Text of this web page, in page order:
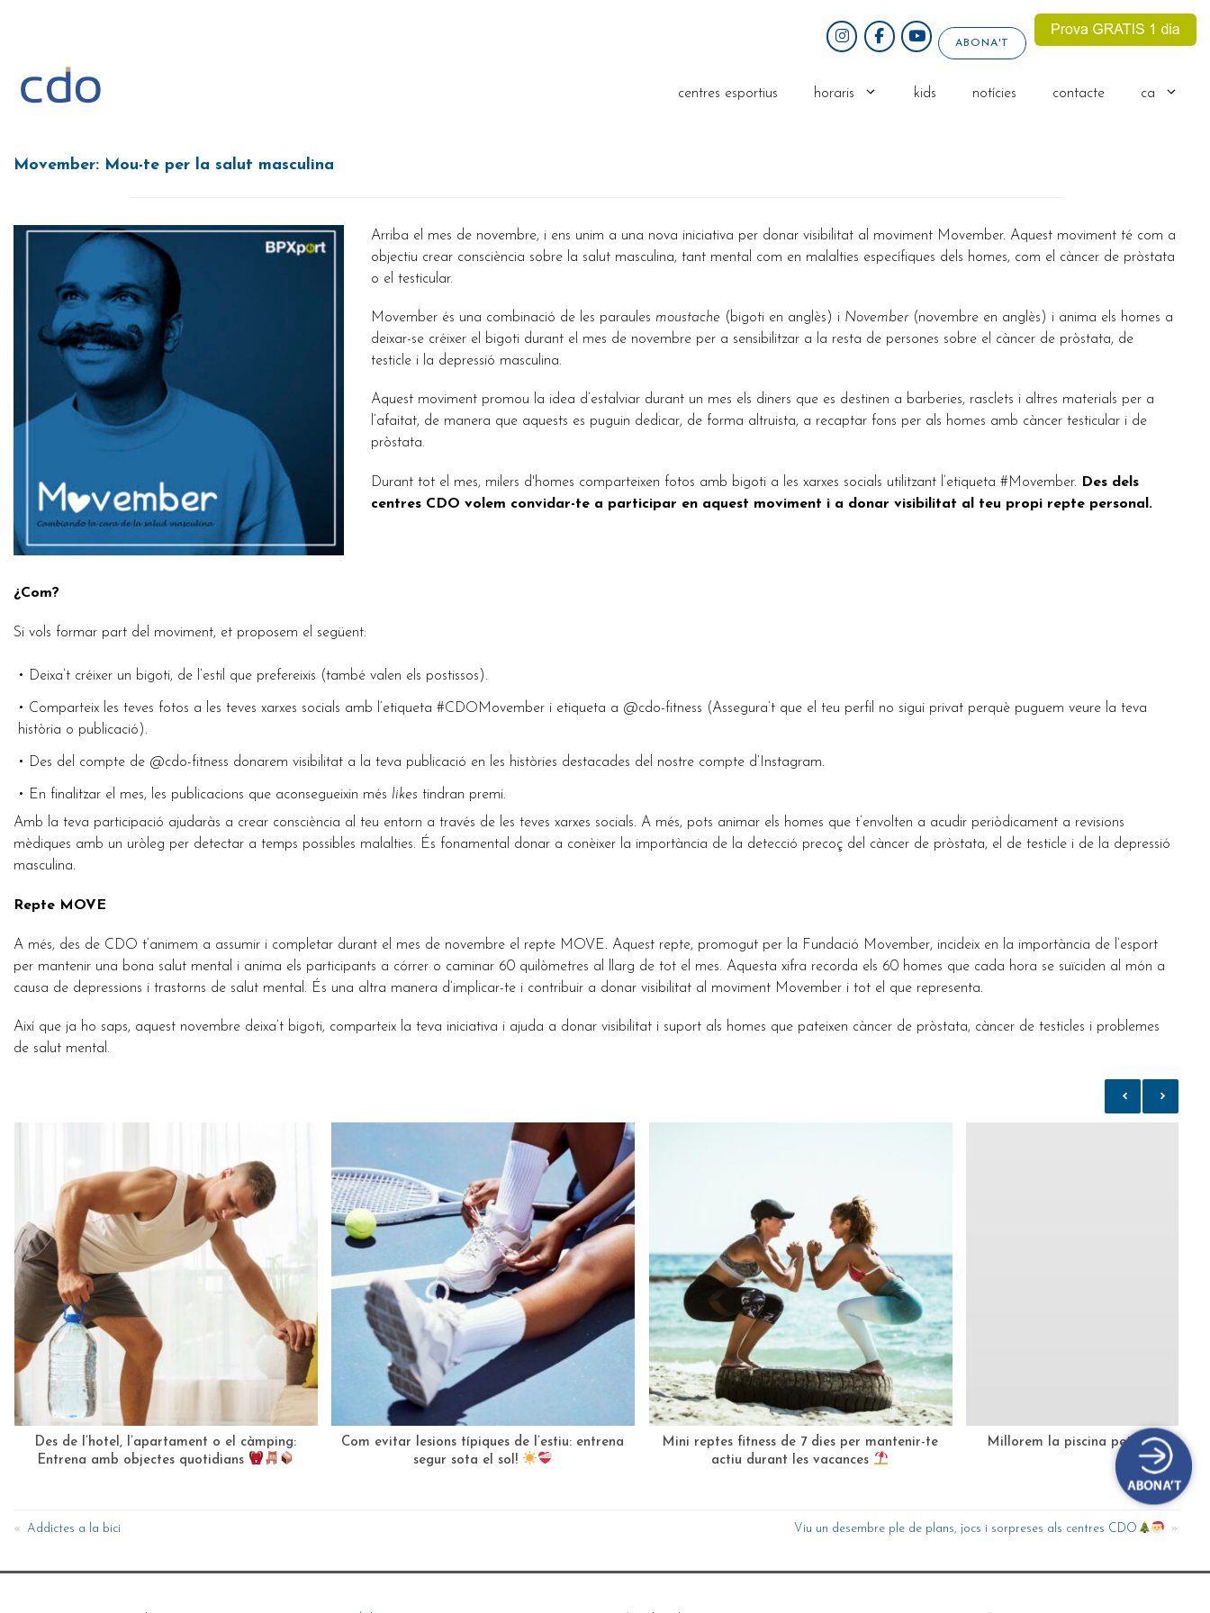
ABONA'T
centres esportius horaris kids notícies contacte ca
Movember: Mou-te per la salut masculina
Arriba el mes de novembre, i ens unim a una nova iniciativa per donar visibilitat al moviment Movember. Aquest moviment té com a
objectiu crear consciència sobre la salut masculina, tant mental com en malalties específiques dels homes, com el càncer de pròstata
o el testicular.
Movember és una combinació de les paraules moustache (bigoti en anglès) i November(novembre en anglès) i anima els homes a
deixar-se créixer el bigoti durant el mes de novembre per a sensibilitzar a la resta de persones sobre el càncer de pròstata, de
testicle i la depressió masculina.
Aquest moviment promou la idea d’estalviar durant un mes els diners que es destinen a barberies, rasclets i altres materials per a
l’afaitat, de manera que aquests es puguin dedicar, de forma altruista, a recaptar fons per als homes amb càncer testicular i de
pròstata.
Durant tot el mes, milers d'homes comparteixen fotos amb bigoti a les xarxes socials utilitzant l’etiqueta #Movember.
Des dels
centres CDO volem convidar-te a participar en aquest moviment i a donar visibilitat al teu propi repte personal.
¿Com?
Si vols formar part del moviment, et proposem el següent:
• Deixa’t créixer un bigoti, de l’estil que prefereixis (també valen els postissos).
• Comparteix les teves fotos a les teves xarxes socials amb l’etiqueta #CDOMovember i etiqueta a @cdo-fitness (Assegura’t que el teu perfil no sigui privat perquè puguem veure la teva
història o publicació).
• Des del compte de @cdo-fitness donarem visibilitat a la teva publicació en les històries destacades del nostre compte d’Instagram.
• En finalitzar el mes, les publicacions que aconsegueixin més likes tindran premi.
Amb la teva participació ajudaràs a crear consciència al teu entorn a través de les teves xarxes socials. A més, pots animar els homes que t’envolten a acudir periòdicament a revisions
mèdiques amb un uròleg per detectar a temps possibles malalties. És fonamental donar a conèixer la importància de la detecció precoç del càncer de pròstata, el de testicle i de la depressió
masculina.
Repte MOVE
A més, des de CDO t’animem a assumir i completar durant el mes de novembre el repte MOVE. Aquest repte, promogut per la Fundació Movember, incideix en la importància de l’esport
per mantenir una bona salut mental i anima els participants a córrer o caminar 60 quilòmetres al llarg de tot el mes. Aquesta xifra recorda els 60 homes que cada hora se suïciden al món a
causa de depressions i trastorns de salut mental. És una altra manera d’implicar-te i contribuir a donar visibilitat al moviment Movember i tot el que representa.
Així que ja ho saps, aquest novembre deixa’t bigoti, comparteix la teva iniciativa i ajuda a donar visibilitat i suport als homes que pateixen càncer de pròstata, càncer de testicles i problemes
de salut mental.
Des de l’hotel, l’apartament o el càmping:
Entrena amb objectes quotidians
Com evitar lesions típiques de l’estiu: entrena
segur sota el sol!
Mini reptes fitness de 7 dies per mantenir-te
actiu durant les vacances
Millorem la piscina petita i la zona
Addictes a la bici Viu un desembre ple de plans, jocs i sorpreses als centres CDO